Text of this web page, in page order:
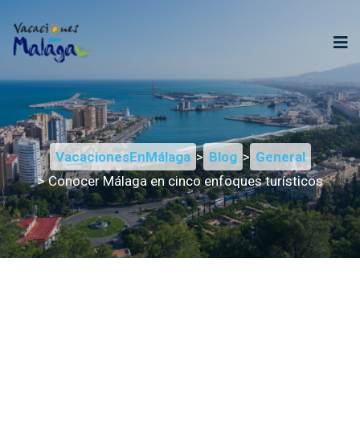
VacacionesEnMálaga > Blog > General
> Conocer Málaga en cinco enfoques turísticos